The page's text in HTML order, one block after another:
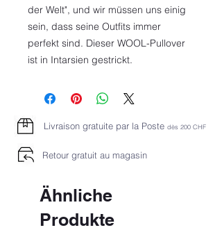
der Welt", und wir müssen uns einig
sein, dass seine Outfits immer
perfekt sind. Dieser WOOL-Pullover
ist in Intarsien gestrickt.
Livraison gratuite par la Poste dès 200 CHF
Retour gratuit au magasin
Ähnliche
Produkte